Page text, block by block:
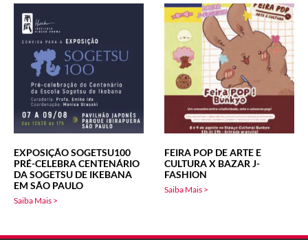
EXPOSIÇÃO SOGETSU100
PRÉ-CELEBRA CENTENÁRIO
DA SOGETSU DE IKEBANA
EM SÃO PAULO
Saiba Mais >
FEIRA POP DE ARTE E
CULTURA X BAZAR J-
FASHION
Saiba Mais >